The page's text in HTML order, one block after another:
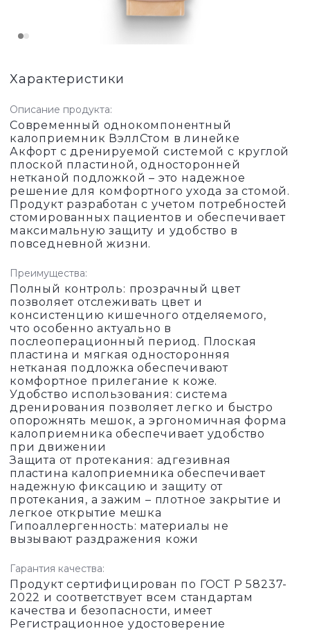
Характеристики
Описание продукта:
Современный однокомпонентный
калоприемник ВэллСтом в линейке
Акфорт с дренируемой системой с круглой
плоской пластиной, односторонней
нетканой подложкой – это надежное
решение для комфортного ухода за стомой.
Продукт разработан с учетом потребностей
стомированных пациентов и обеспечивает
максимальную защиту и удобство в
повседневной жизни.
Преимущества:
Полный контроль: прозрачный цвет
позволяет отслеживать цвет и
консистенцию кишечного отделяемого,
что особенно актуально в
послеоперационный период. Плоская
пластина и мягкая односторонняя
нетканая подложка обеспечивают
комфортное прилегание к коже.
Удобство использования: система
дренирования позволяет легко и быстро
опорожнять мешок, а эргономичная форма
калоприемника обеспечивает удобство
при движении
Защита от протекания: адгезивная
пластина калоприемника обеспечивает
надежную фиксацию и защиту от
протекания, а зажим – плотное закрытие и
легкое открытие мешка
Гипоаллергенность: материалы не
вызывают раздражения кожи
Гарантия качества:
Продукт сертифицирован по ГОСТ Р 58237-
2022 и соответствует всем стандартам
качества и безопасности, имеет
Регистрационное удостоверение